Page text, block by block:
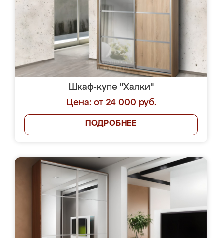
Шкаф-купе "Халки"
Цена: от 24 000 руб.
ПОДРОБНЕЕ